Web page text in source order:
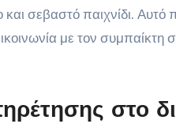
σεβαστό παιχνίδι. Αυτό
με τον συμπαίκτη
στο